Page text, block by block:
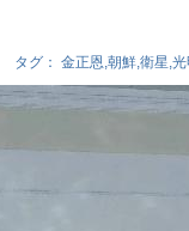
タグ： 金正恩,朝鮮,衛星,